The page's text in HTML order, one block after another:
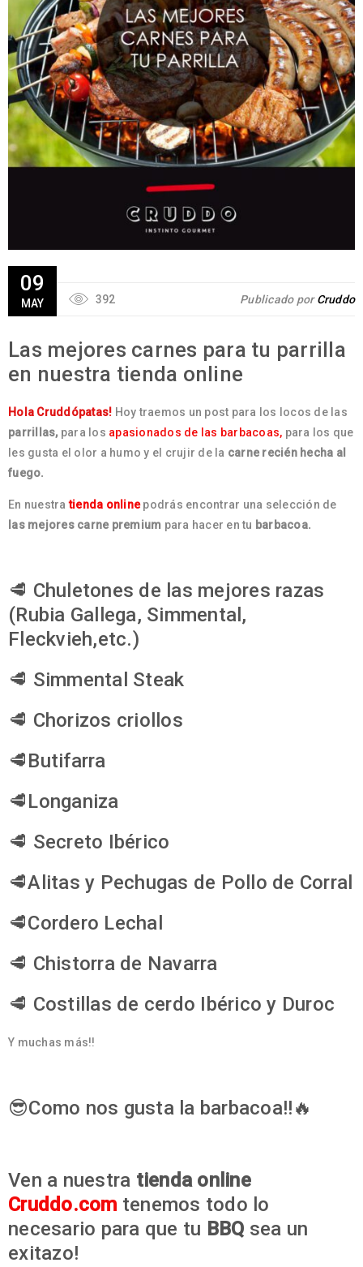
09
MAY 392 Publicado porCruddo
Las mejores carnes para tu parrilla
en nuestra tienda online
Hola Cruddópatas! Hoy traemos un post para los locos de las
parrillas,para los apasionados de las barbacoas, para los que
les gusta el olor a humo y el crujir de la carne recién hecha al
fuego.
En nuestra tienda onlinepodrás encontrar una selección de
las mejores carne premium para hacer en tu barbacoa.
🥩 Chuletones de las mejores razas
(Rubia Gallega, Simmental,
Fleckvieh,etc.)
🥩 Simmental Steak
🥩 Chorizos criollos
🥩Butifarra
🥩Longaniza
🥩 Secreto Ibérico
🥩Alitas y Pechugas de Pollo de Corral
🥩Cordero Lechal
🥩 Chistorra de Navarra
🥩 Costillas de cerdo Ibérico y Duroc
Y muchas más!!
😎Como nos gusta la barbacoa!!🔥
Ven a nuestra tienda online
Cruddo.com tenemos todo lo
necesario para que tu BBQ sea un
exitazo!